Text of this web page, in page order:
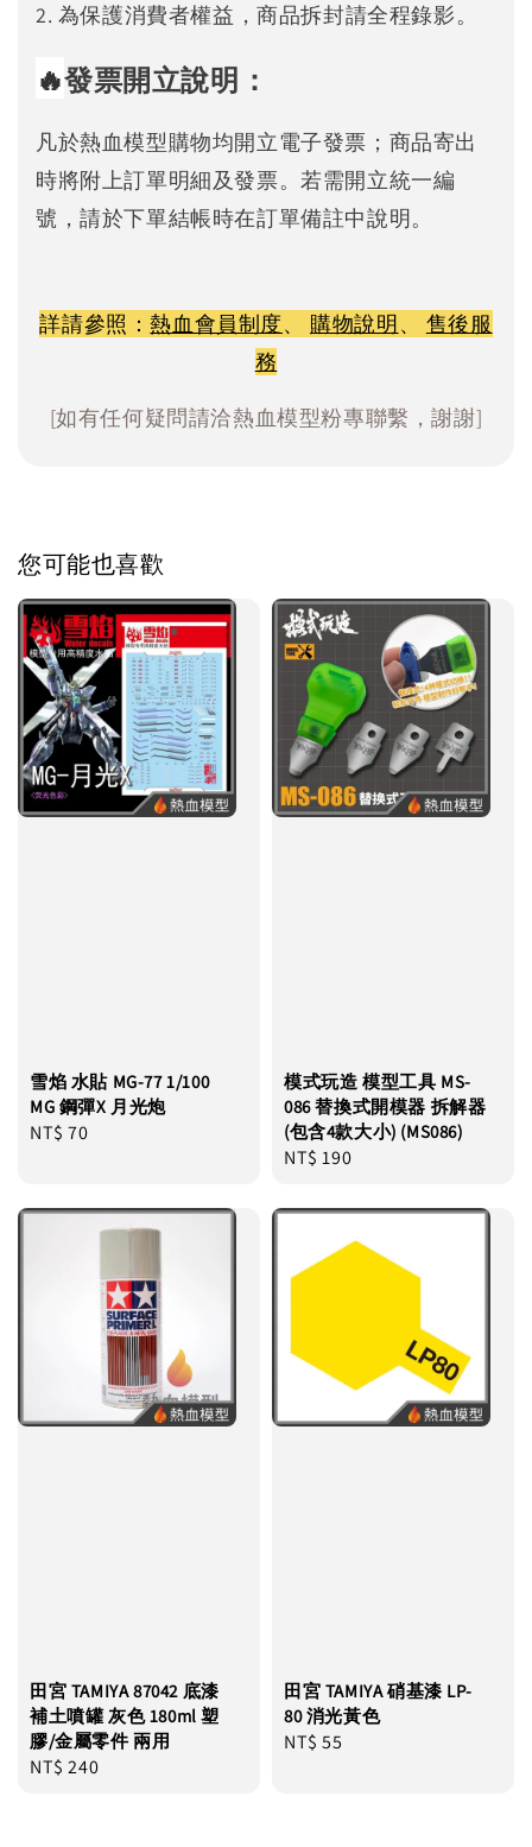
2. 為保護消費者權益，商品拆封請全程錄影。
🔥發票開立說明：
凡於熱血模型購物均開立電子發票；商品寄出
時將附上訂單明細及發票。若需開立統一編
號，請於下單結帳時在訂單備註中說明。
詳請參照：熱血會員制度、 購物說明、 售後服
務
[如有任何疑問請洽熱血模型粉專聯繫，謝謝]
您可能也喜歡
雪焰 水貼 MG-77 1/100
MG 鋼彈X 月光炮
Regular
NT$ 70
模式玩造 模型工具 MS-
086 替換式開模器 拆解器
(包含4款大小) (MS086)
Regular
NT$ 190
田宮 TAMIYA 87042 底漆
補土噴罐 灰色 180ml 塑
膠/金屬零件 兩用
Regular
NT$ 240
田宮 TAMIYA 硝基漆 LP-
80 消光黃色
Regular
NT$ 55